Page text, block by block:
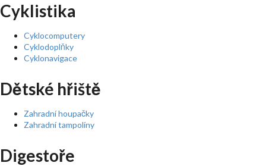
Cyklistika
Cyklocomputery
Cyklodoplňky
Cyklonavigace
Dětské hřiště
Zahradní houpačky
Zahradní tampolíny
Digestoře